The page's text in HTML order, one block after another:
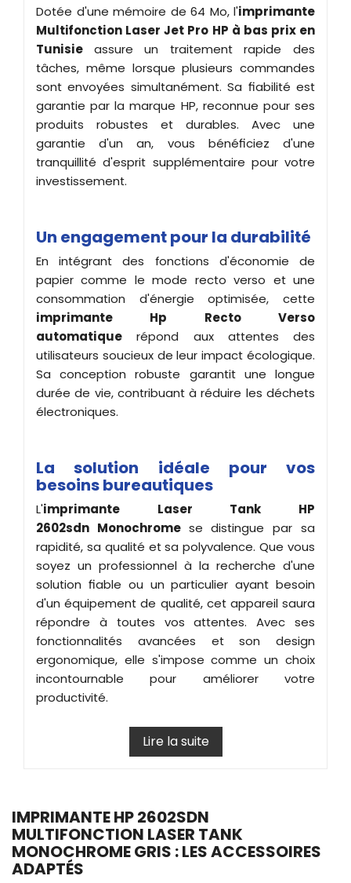
Dotée d'une mémoire de 64 Mo, l'imprimante
Multifonction Laser Jet Pro HP à bas prix en
Tunisie assure un traitement rapide des
tâches, même lorsque plusieurs commandes
sont envoyées simultanément. Sa fiabilité est
garantie par la marque HP, reconnue pour ses
produits robustes et durables. Avec une
garantie d'un an, vous bénéficiez d'une
tranquillité d'esprit supplémentaire pour votre
investissement.
Un engagement pour la durabilité
En intégrant des fonctions d'économie de
papier comme le mode recto verso et une
consommation d'énergie optimisée, cette
imprimante Hp Recto Verso
automatique répond aux attentes des
utilisateurs soucieux de leur impact écologique.
Sa conception robuste garantit une longue
durée de vie, contribuant à réduire les déchets
électroniques.
La solution idéale pour vos
besoins bureautiques
L'imprimante Laser Tank HP
2602sdn Monochrome se distingue par sa
rapidité, sa qualité et sa polyvalence. Que vous
soyez un professionnel à la recherche d'une
solution fiable ou un particulier ayant besoin
d'un équipement de qualité, cet appareil saura
répondre à toutes vos attentes. Avec ses
fonctionnalités avancées et son design
ergonomique, elle s'impose comme un choix
incontournable pour améliorer votre
productivité.
Lire la suite
IMPRIMANTE HP 2602SDN
MULTIFONCTION LASER TANK
MONOCHROME GRIS : LES ACCESSOIRES
ADAPTÉS